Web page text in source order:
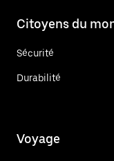
Citoyens du
Sécurité
Durabilité
Voyage